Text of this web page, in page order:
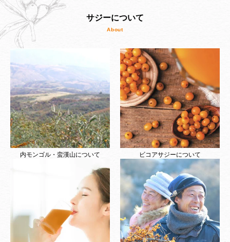
サジーについて
内モンゴル・蛮漢山について ビコアサジーについて